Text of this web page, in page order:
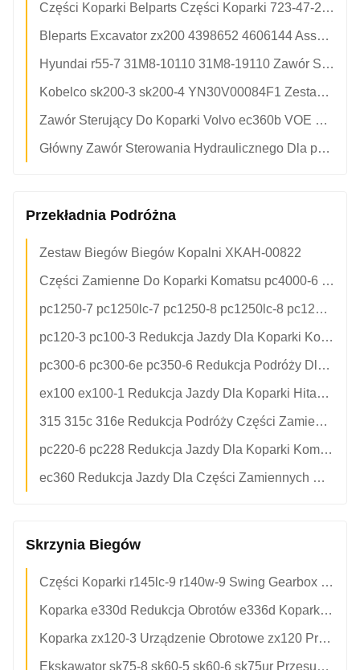
Części Koparki Belparts Części Koparki 723-47-27501 Zawór Sterujący Assy Komatsu Dla pc400-7 pc400-8
Bleparts Excavator zx200 4398652 4606144 Assy Zawór Sterujący Dla Części Ekskawatorów Hitachi
Hyundai r55-7 31M8-10110 31M8-19110 Zawór Sterujący Wykopalni 31M8-10120 31M8-19121
Kobelco sk200-3 sk200-4 YN30V00084F1 Zestaw Uszczelnień Zaworu Sterującego - Wymiana
Zawór Sterujący Do Koparki Volvo ec360b VOE 14509429 Część Hydrauliczna
Główny Zawór Sterowania Hydraulicznego Dla pc2000-8 KOMATSU Części Koparki 709-1a-11100 Oryginalny Dodatek Dystrybutora
Przekładnia Podróżna
Zestaw Biegów Biegów Kopalni XKAH-00822
Części Zamienne Do Koparki Komatsu pc4000-6 pc4000-6e 92480040 90603140 Przekładnia Główna Zwalniająca Zespół Przekładni
pc1250-7 pc1250lc-7 pc1250-8 pc1250lc-8 pc1250-8r Skrzynia Biegów Reduktorów Podróży Dla Części Zamiennych Koparek Komatsu 21n-27-00130 21n-27-00140 Zestaw Skrzyni Biegów Reduktorów
pc120-3 pc100-3 Redukcja Jazdy Dla Koparki Komatsu Części Zamienne 203-60-00302 203-60-00301 203-60-00300 203-60-41101 Przekładnia Jazdy
pc300-6 pc300-6e pc350-6 Redukcja Podróży Dla Koparki Komatsu Części Zamienne 207-27-00150 207-27-00151 Przejazd Reduktor Biegowy
ex100 ex100-1 Redukcja Jazdy Dla Koparki Hitachi Części Zamienne 9096481 9065934 9080068 Przekładnia Jazdy
315 315c 316e Redukcja Podróży Części Zamiennych Do Koparek 350-0452 199-4505 210-3529 3500452 1994505 2103529 Reduktor Napędu Torów
pc220-6 pc228 Redukcja Jazdy Dla Koparki Komatsu Części Zamienne 20y-27-d2000 206-27-d1000 Zespół Reduktora Jazdy
ec360 Redukcja Jazdy Dla Części Zamiennych Do Koparki VOLVO 14566401 Zespół Reduktora Jazdy
Skrzynia Biegów
Części Koparki r145lc-9 r140w-9 Swing Gearbox Dla Hyundai 31Q4-11140
Koparka e330d Redukcja Obrotów e336d Koparka 2042679 Skrzynia Biegów
Koparka zx120-3 Urządzenie Obrotowe zx120 Przekładnia Obrotowa 9277217
Ekskawator sk75-8 sk60-5 sk60-6 sk75ur Przesunięcie Zwrotne